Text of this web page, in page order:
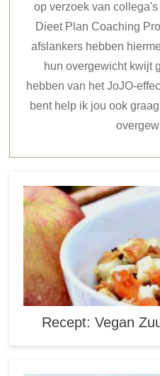
op verzoek van
Dieet Plan Coaching
afslankers hebben
hun overgewicht kwijt
hebben van het JoJO-
bent help ik jou ook
Recept: Vegan